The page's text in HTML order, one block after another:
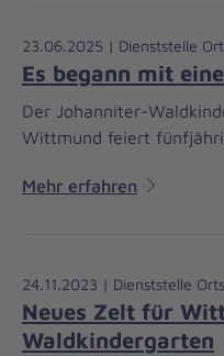
23.06.2025 | Dienststelle
Es begann mit
Der Johanniter-
Wittmund feiert
Mehr erfahren
24.11.2023 | Dienststelle
Neues Zelt für
Waldkindergarten